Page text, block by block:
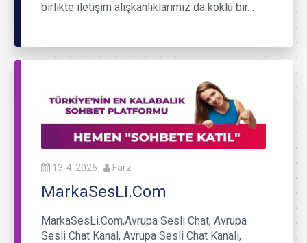
birlikte iletişim alışkanlıklarımız da köklü bir…
13-4-2026 Farz
MarkaSesLi.Com
MarkaSesLi.Com,Avrupa Sesli Chat, Avrupa
Sesli Chat Kanal, Avrupa Sesli Chat Kanalı,